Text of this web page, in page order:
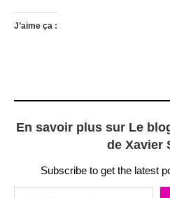
J’aime ça :
En savoir plus sur Le
de Xavier
Subscribe to get the latest
Saisissez votre adresse e-mail…